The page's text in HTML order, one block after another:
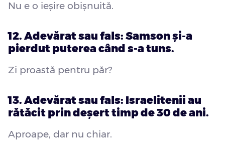
Nu e o ieșire obișnuită.
12. Adevărat sau fals: Samson și-a
pierdut puterea când s-a tuns.
Zi proastă pentru păr?
13. Adevărat sau fals: Israelitenii au
rătăcit prin deșert timp de 30 de ani.
Aproape, dar nu chiar.